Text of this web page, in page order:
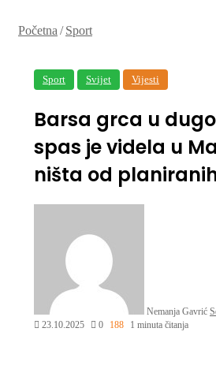
Početna / Sport
Sport Svijet Vijesti
Barsa grca u
spas je videla u
ništa od
Nemanja Gavrić
23.10.2025
0 188 1 minuta čitanja